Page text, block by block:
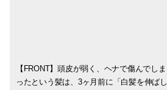
【FRONT】頭皮が弱く、ヘナで傷んでしま
ったという髪は、3ヶ月前に「白髪を伸ばし
【SIDE】ブリーチしてハイ&ローライトを
入れ、白髪が出てきても気にならないカラ
【BACK】ヘアの悩みはつきず、低刺激の
シャンプーやサプリなどいろいろ試してい
ゴムをずらしてアレンジしたまとめ髪。素
敵な籐のアクセサリーは堀川さんの作品。